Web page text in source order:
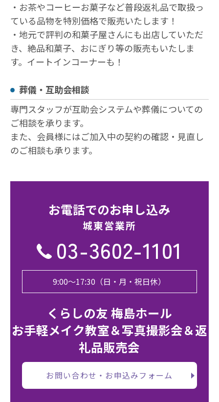
・お茶やコーヒーお菓子など普段返礼品で取扱っ
ている品物を特別価格で販売いたします！
・地元で評判の和菓子屋さんにも出店していただ
き、絶品和菓子、おにぎり等の販売もいたしま
す。イートインコーナーも！
葬儀・互助会相談
専門スタッフが互助会システムや葬儀についての
ご相談を承ります。
また、会員様にはご加入中の契約の確認・⾒直し
のご相談も承ります。
お電話でのお申し込み
城東営業所
03-3602-1101
9:00〜17:30（日・月・祝日休）
くらしの友 梅島ホール
お手軽メイク教室＆写真撮影会＆返
礼品販売会
お問い合わせ・お申込みフォーム